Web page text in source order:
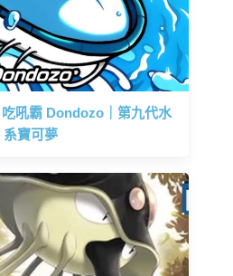
吃吼霸 Dondozo｜第九代水
系寶可夢